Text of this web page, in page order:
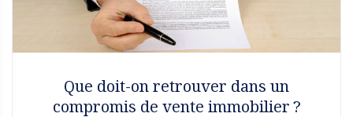
Que doit-on retrouver dans un
compromis de vente immobilier ?